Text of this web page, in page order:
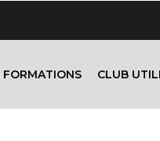
FORMATIONS CLUB